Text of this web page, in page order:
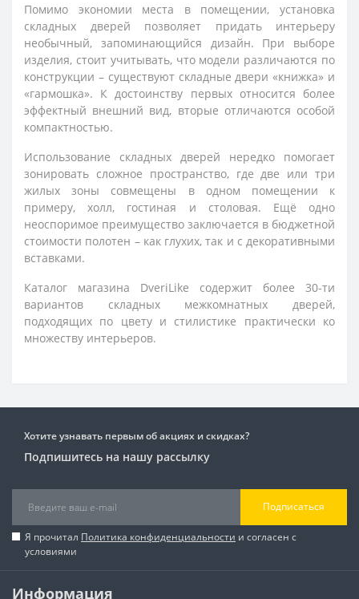
Помимо экономии места в помещении, установка
складных дверей позволяет придать интерьеру
необычный, запоминающийся дизайн. При выборе
изделия, стоит учитывать, что модели различаются по
конструкции – существуют складные двери «книжка» и
«гармошка». К достоинству первых относится более
эффектный внешний вид, вторые отличаются особой
компактностью.
Использование складных дверей нередко помогает
зонировать сложное пространство, где две или три
жилых зоны совмещены в одном помещении к
примеру, холл, гостиная и столовая. Ещё одно
неоспоримое преимущество заключается в бюджетной
стоимости полотен – как глухих, так и с декоративными
вставками.
Каталог магазина DveriLike содержит более 30-ти
вариантов складных межкомнатных дверей,
подходящих по цвету и стилистике практически ко
множеству интерьеров.
Хотите узнавать первым об акциях и скидках?
Подпишитесь на нашу рассылку
Подписаться
Я прочитал Политика конфиденциальности и согласен с
условиями
Информация